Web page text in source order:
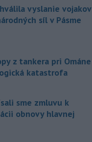
vyslanie vojakov
síl v Pásme
z tankera pri Ománe
katastrofa
sme zmluvu k
obnovy hlavnej